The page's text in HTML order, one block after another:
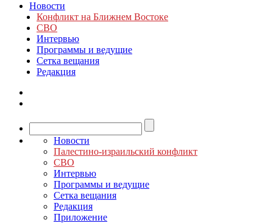
Новости
Конфликт на Ближнем Востоке
СВО
Интервью
Программы и ведущие
Сетка вещания
Редакция
Новости
Палестино-израильский конфликт
СВО
Интервью
Программы и ведущие
Сетка вещания
Редакция
Приложение